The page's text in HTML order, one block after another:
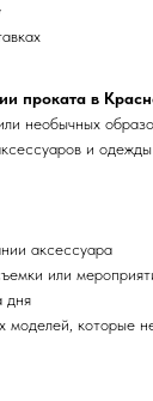
проката в
необычных
и
аксессуара
или
дня
моделей, которые